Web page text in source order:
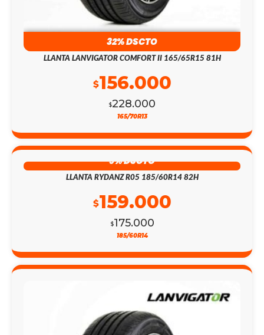
32% DSCTO
LLANTA LANVIGATOR COMFORT II 165/65R15 81H
$228.000
$156.000
165/70R13
9% DSCTO
LLANTA RYDANZ R05 185/60R14 82H
$175.000
$159.000
185/60R14